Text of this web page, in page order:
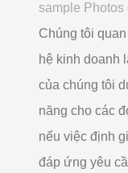
sample Photos
Chúng tôi
hệ kinh doanh
của chúng tôi
năng cho các
nếu việc định
đáp ứng yêu